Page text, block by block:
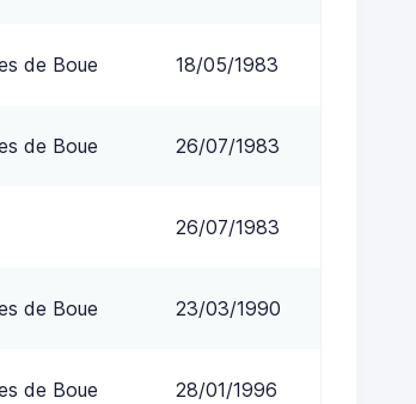
de Boue 18/05/1983
de Boue 26/07/1983
26/07/1983
de Boue 23/03/1990
de Boue 28/01/1996